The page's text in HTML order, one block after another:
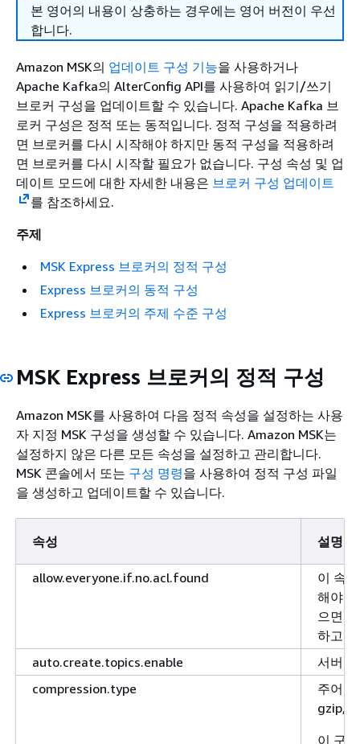
본 영어의 내용이 상충하는 경우에는 영어 버전이 우선
합니다.
Amazon MSK의 업데이트 구성 기능을 사용하거나
Apache Kafka의 AlterConfig API를 사용하여 읽기/쓰기
브로커 구성을 업데이트할 수 있습니다. Apache Kafka 브
로커 구성은 정적 또는 동적입니다. 정적 구성을 적용하려
면 브로커를 다시 시작해야 하지만 동적 구성을 적용하려
면 브로커를 다시 시작할 필요가 없습니다. 구성 속성 및 업
데이트 모드에 대한 자세한 내용은 브로커 구성 업데이트
를 참조하세요.
주제
MSK Express 브로커의 정적 구성
Express 브로커의 동적 구성
Express 브로커의 주제 수준 구성
MSK Express 브로커의 정적 구성
Amazon MSK를 사용하여 다음 정적 속성을 설정하는 사용
자 지정 MSK 구성을 생성할 수 있습니다. Amazon MSK는
설정하지 않은 다른 모든 속성을 설정하고 관리합니다.
MSK 콘솔에서 또는 구성 명령을 사용하여 정적 구성 파일
을 생성하고 업데이트할 수 있습니다.
속성 설명
allow.everyone.if.no.acl.found
이 속
해야
으면
하고
auto.create.topics.enable
서버에
compression.type
주어진
gzip,
이 구